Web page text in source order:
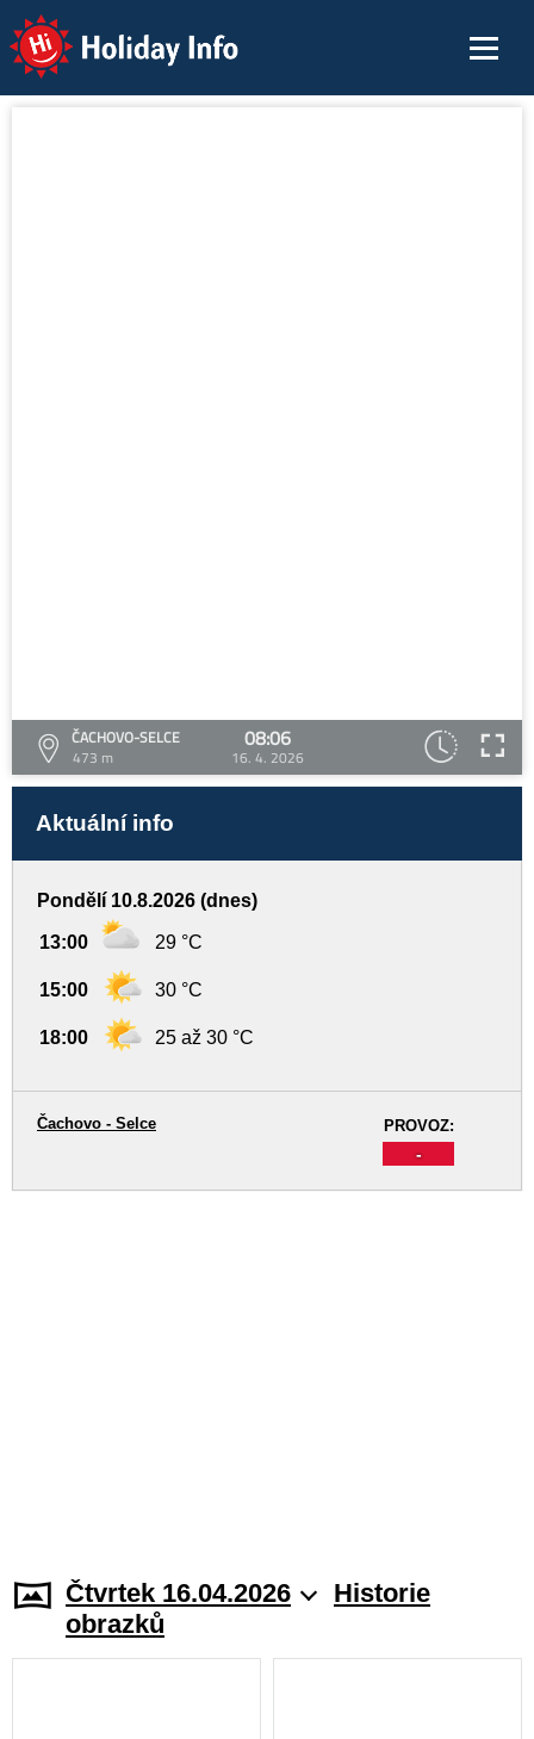
Holiday Info
ČACHOVO-SELCE
473 m
08:06
16. 4. 2026
Aktuální info
Pondělí 10.8.2026 (dnes)
13:00 29 °C
15:00 30 °C
18:00 25 až 30 °C
PROVOZ:
-
Čachovo - Selce
Čtvrtek 16.04.2026
Historie
obrazků